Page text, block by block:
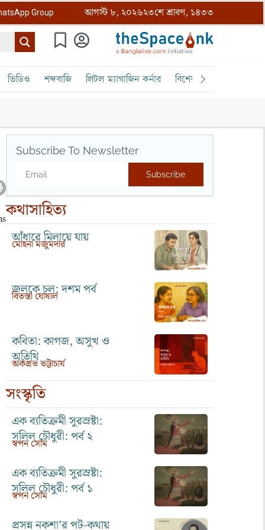
Group আগস্ট ৮, ২০২৬২৩শে শ্রাবণ, ১৪৩৩
ভিডিও শব্দবাজি লিটল ম্যাগাজিন কর্নার বিশেষ ক্রোড়পত্র
Subscribe To Newsletter
Subscribe
কথাসাহিত্য
আঁধারে মিলায়ে যায়
মোহনা মজুমদার
জলকে চল: দশম পর্ব
বিতস্তা ঘোষাল
কবিতা: কাগজ, অসুখ ও
অতিথি
অর্কপ্রভ ভট্টাচার্য
সংস্কৃতি
এক ব্যতিক্রমী সুরস্রষ্টা:
সলিল চৌধুরী: পর্ব ২
স্বপন সোম
এক ব্যতিক্রমী সুরস্রষ্টা:
সলিল চৌধুরী: পর্ব ১
স্বপন সোম
প্রসন্ন নকশা’র পট-কথায়